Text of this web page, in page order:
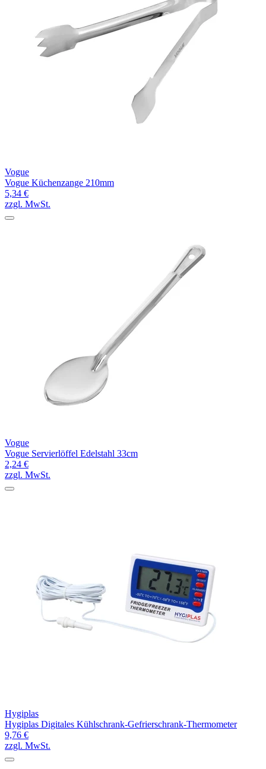
Vogue
Vogue Küchenzange 210mm
5,34 €
zzgl. MwSt.
Vogue
Vogue Servierlöffel Edelstahl 33cm
2,24 €
zzgl. MwSt.
Hygiplas
Hygiplas Digitales Kühlschrank-Gefrierschrank-Thermometer
9,76 €
zzgl. MwSt.